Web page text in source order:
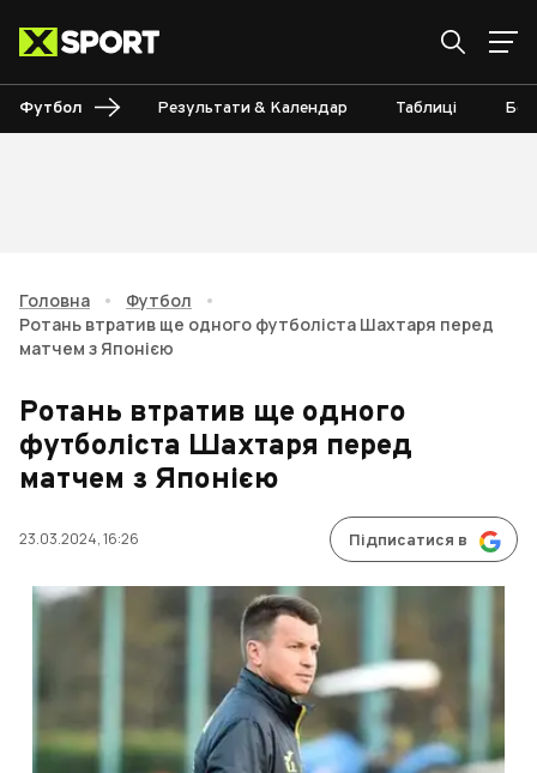
Футбол Результати & Календар Таблиці
Головна • Футбол
•
Ротань втратив ще одного футболіста Шахтаря перед
матчем з Японією
Ротань втратив ще одного
футболіста Шахтаря перед
матчем з Японією
23.03.2024, 16:26 Підписатися в